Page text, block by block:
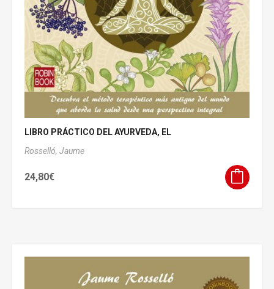
LIBRO PRÁCTICO DEL AYURVEDA, EL
Rosselló, Jaume
24,80€